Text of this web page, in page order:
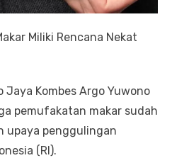
Miliki Rencana Nekat
Jaya Kombes Argo Yuwono
pemufakatan makar sudah
upaya penggulingan
(RI).